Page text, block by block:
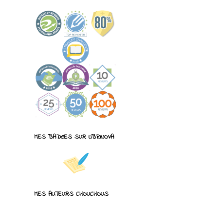
MES BADGES SUR LIBRINOVA
MES AUTEURS CHOUCHOUS